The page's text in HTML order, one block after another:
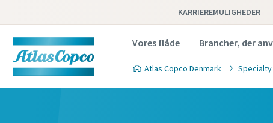
KARRIEREMULIGHEDER
Vores flåde Brancher, der
Atlas Copco Denmark